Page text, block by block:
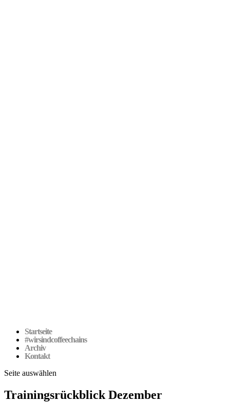
Startseite
#wirsindcoffeechains
Archiv
Kontakt
Seite auswählen
Trainingsrückblick Dezember